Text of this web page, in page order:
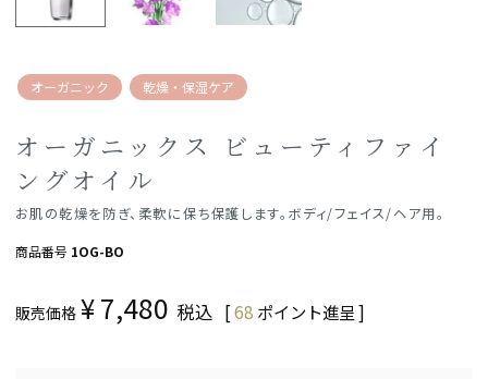
オーガニック 乾燥・保湿ケア
お肌の乾燥を防ぎ、柔軟に保ち保護します。ボディ/フェイス/ヘア用。
オーガニックス ビューティファイ
ングオイル
商品番号 1OG-BO
販売価格 ¥7,480 税込 [68 ポイント進呈 ]